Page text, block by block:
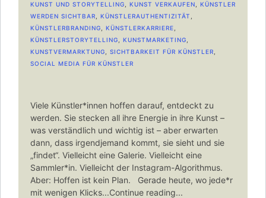
KUNST UND STORYTELLING
KUNST VERKAUFEN
KÜNSTLER
WERDEN SICHTBAR
KÜNSTLERAUTHENTIZITÄT
KÜNSTLERBRANDING
KÜNSTLERKARRIERE
KÜNSTLERSTORYTELLING
KUNSTMARKETING
KUNSTVERMARKTUNG
SICHTBARKEIT FÜR KÜNSTLER
SOCIAL MEDIA FÜR KÜNSTLER
Viele Künstler*innen hoffen darauf, entdeckt zu
werden. Sie stecken all ihre Energie in ihre Kunst –
was verständlich und wichtig ist – aber erwarten
dann, dass irgendjemand kommt, sie sieht und sie
„findet“. Vielleicht eine Galerie. Vielleicht eine
Sammler*in. Vielleicht der Instagram-Algorithmus.
Aber: Hoffen ist kein Plan. Gerade heute, wo jede*r
mit wenigen Klicks...Continue reading...